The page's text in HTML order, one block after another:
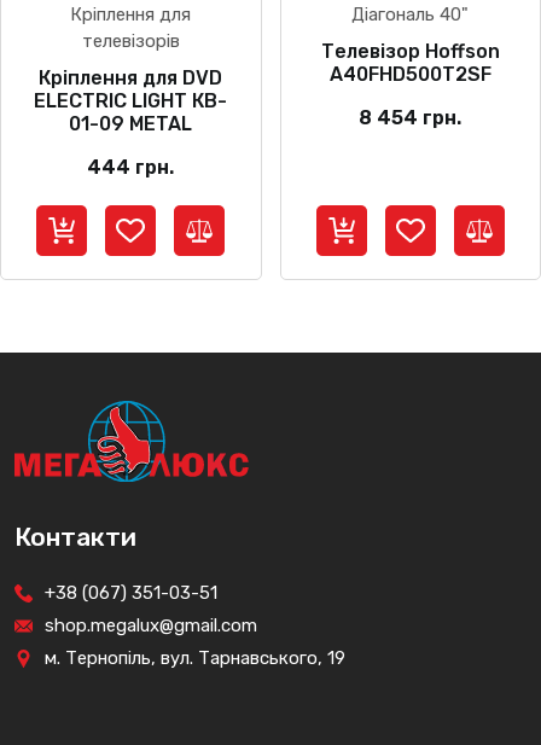
Кріплення для
телевізорів
Кріплення для DVD
ELECTRIC LIGHT КB-
01-09 METAL
444 грн.
Діагональ 40"
Телевізор Hoffson
A40FHD500T2SF
8 454 грн.
Контакти
+38 (067) 351-03-51
shop.megalux@gmail.com
м. Тернопіль, вул. Тарнавського, 19